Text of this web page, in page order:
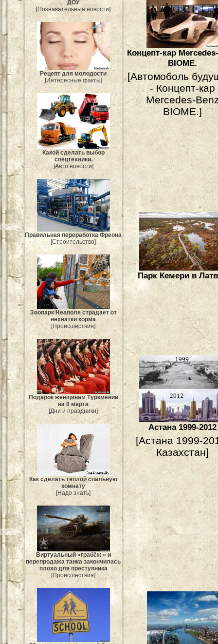
ДОУ
[Познавательные новости]
Рецепт для молодости
[Интересные факты]
Какой сделать выбор
спецтехники.
[Авто новости]
Правильная переработка Фреона
[Строительство]
Зоопарк Неаполя страдает от
нехватки корма
[Происшествия]
Подарок женщинам Туркмении
на 8 марта
[Дни и праздники]
Как сделать теплой спальную
комнату
[Надо знать]
Виртуальный «грабёж » и
перепродажа танка закончилась
плохо для преступника
[Происшествия]
Концепт-кар
BIOME.
[Автомоболь
- Концепт-кар
Mercedes-
BIOME.]
Парк Кемери в
Астана 1999-2012
[Астана 1999-
Казахстан]